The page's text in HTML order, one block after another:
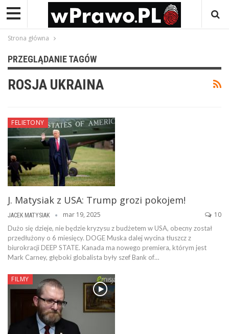
Strona główna
PRZEGLĄDANIE TAGÓW
ROSJA UKRAINA
FELIETONY
J. Matysiak z USA: Trump grozi pokojem!
JACEK MATYSIAK mar 19, 2025 10
Dużo się dzieje, nie będzie kryzysu z budżetem w USA, obecny został
przedłużony o 6 miesięcy. DOGE Muska dalej wycina tłuszcz z
biurokracji DEEP STATE. Kanada ma nowego premiera, którym jest
Mark Carney, głęboki globalista były szef Bank of…
FILMY